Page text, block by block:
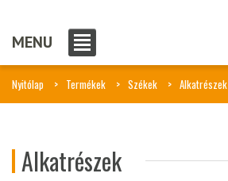
MENU
Nyitólap Termékek Székek Alkatrészek
Alkatrészek